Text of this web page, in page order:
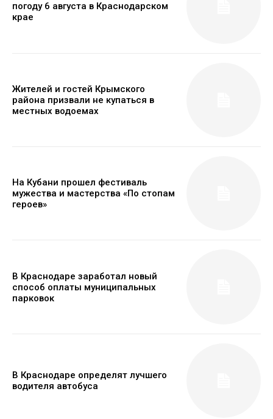
погоду 6 августа в Краснодарском
крае
Жителей и гостей Крымского
района призвали не купаться в
местных водоемах
На Кубани прошел фестиваль
мужества и мастерства «По стопам
героев»
В Краснодаре заработал новый
способ оплаты муниципальных
парковок
В Краснодаре определят лучшего
водителя автобуса